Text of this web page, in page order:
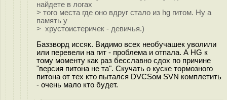
найдете в логах
> того места где оно вдруг стало из hg гитом. Ну а
память у
> хрустоистеричек - девичья.)
Баззворд иссяк. Видимо всех необучашек уволили
или перевели на гит - проблема и отпала. А HG к
тому моменту как раз бесславно сдох по причине
"версия питона не та". Скучать о куске тормозного
питона от тех кто пытался DVCSом SVN комплетить
- очень мало кто будет.